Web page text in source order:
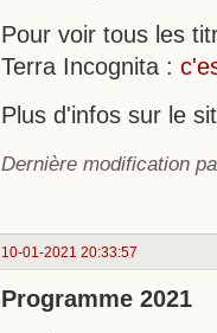
Pour voir tous les
Terra Incognita :
Plus d'infos sur le
Dernière modification
10-01-2021 20:33:57
Programme 2021